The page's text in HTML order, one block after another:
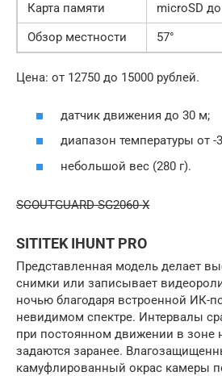
Карта памяти
microSD
Обзор местности
57°
Цена: от 12750 до 15000 рублей.
датчик движения до 30 м;
диапазон температуры от -
небольшой вес (280 г).
SCOUTGUARD SG2060-X
SITITEK IHUNT PRO
Представленная модель делает
снимки или записывает
ночью благодаря встроенной ИК-
невидимом спектре. Интервалы
при постоянном движении в зоне
задаются заранее.
камуфлированный окрас камеры